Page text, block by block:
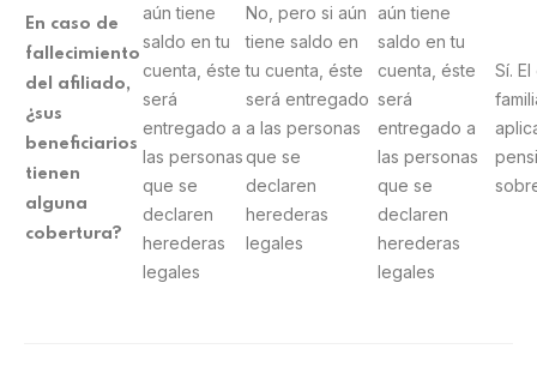
En caso de
fallecimiento
del afiliado,
¿sus
beneficiarios
tienen
alguna
cobertura?
aún tiene
saldo en tu
cuenta, éste
será
entregado a
las personas
que se
declaren
herederas
legales
No, pero si aún
tiene saldo en
tu cuenta, éste
será entregado
a las personas
que se
declaren
herederas
legales
aún tiene
saldo en tu
cuenta, éste
será
entregado a
las personas
que se
declaren
herederas
legales
Sí.